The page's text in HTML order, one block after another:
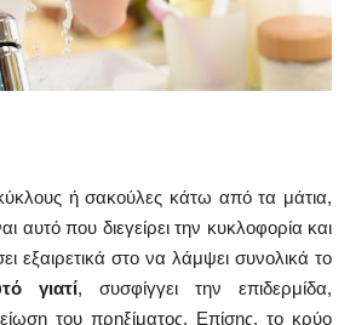
ή σακούλες κάτω από τα μάτια,
αυτό που διεγείρει την κυκλοφορία και
εξαιρετικά στο να λάμψει συνολικά το
γιατί, συσφίγγει την επιδερμίδα,
του πρηξίματος. Επίσης, το κρύο